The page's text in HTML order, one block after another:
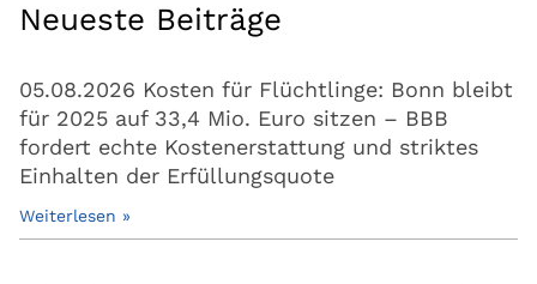
Neueste Beiträge
05.08.2026 Kosten für Flüchtlinge: Bonn bleibt
für 2025 auf 33,4 Mio. Euro sitzen – BBB
fordert echte Kostenerstattung und striktes
Einhalten der Erfüllungsquote
Weiterlesen »